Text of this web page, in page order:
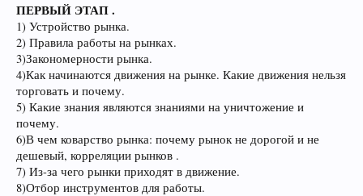
ПЕРВЫЙ ЭТАП .
1) Устройство рынка.
2) Правила работы на рынках.
3)Закономерности рынка.
4)Как начинаются движения на рынке. Какие движения нельзя
торговать и почему.
5) Какие знания являются знаниями на уничтожение и
почему.
6)В чем коварство рынка: почему рынок не дорогой и не
дешевый, корреляции рынков .
7) Из-за чего рынки приходят в движение.
8)Отбор инструментов для работы.